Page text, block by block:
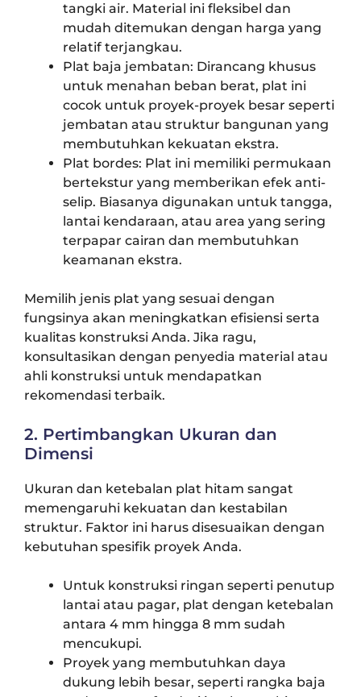
tangki air. Material ini fleksibel dan
mudah ditemukan dengan harga yang
relatif terjangkau.
Plat baja jembatan: Dirancang khusus
untuk menahan beban berat, plat ini
cocok untuk proyek-proyek besar seperti
jembatan atau struktur bangunan yang
membutuhkan kekuatan ekstra.
Plat bordes: Plat ini memiliki permukaan
bertekstur yang memberikan efek anti-
selip. Biasanya digunakan untuk tangga,
lantai kendaraan, atau area yang sering
terpapar cairan dan membutuhkan
keamanan ekstra.
Memilih jenis plat yang sesuai dengan
fungsinya akan meningkatkan efisiensi serta
kualitas konstruksi Anda. Jika ragu,
konsultasikan dengan penyedia material atau
ahli konstruksi untuk mendapatkan
rekomendasi terbaik.
2. Pertimbangkan Ukuran dan
Dimensi
Ukuran dan ketebalan plat hitam sangat
memengaruhi kekuatan dan kestabilan
struktur. Faktor ini harus disesuaikan dengan
kebutuhan spesifik proyek Anda.
Untuk konstruksi ringan seperti penutup
lantai atau pagar, plat dengan ketebalan
antara 4 mm hingga 8 mm sudah
mencukupi.
Proyek yang membutuhkan daya
dukung lebih besar, seperti rangka baja